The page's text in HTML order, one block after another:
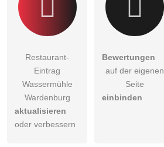
Restaurant-
Eintrag
Wassermühle
Wardenburg
aktualisieren
oder verbessern
Bewertungen
auf der eigenen
Seite
einbinden